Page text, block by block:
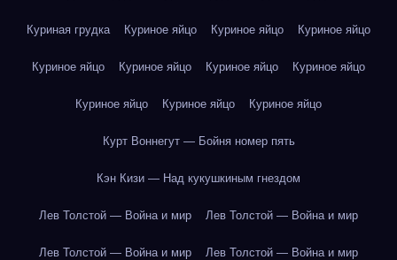
Куриная грудка Куриное яйцо Куриное яйцо Куриное яйцо
Куриное яйцо Куриное яйцо Куриное яйцо Куриное яйцо
Куриное яйцо Куриное яйцо Куриное яйцо
Курт Воннегут — Бойня номер пять
Кэн Кизи — Над кукушкиным гнездом
Лев Толстой — Война и мир Лев Толстой — Война и мир
Лев Толстой — Война и мир Лев Толстой — Война и мир